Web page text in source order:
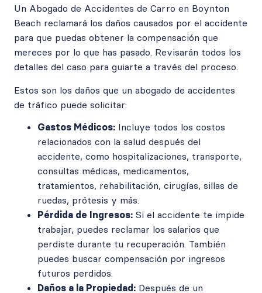
Un Abogado de Accidentes de Carro en Boynton
Beach reclamará los daños causados por el accidente
para que puedas obtener la compensación que
mereces por lo que has pasado. Revisarán todos los
detalles del caso para guiarte a través del proceso.
Estos son los daños que un abogado de accidentes
de tráfico puede solicitar:
Gastos Médicos: Incluye todos los costos
relacionados con la salud después del
accidente, como hospitalizaciones, transporte,
consultas médicas, medicamentos,
tratamientos, rehabilitación, cirugías, sillas de
ruedas, prótesis y más.
Pérdida de Ingresos: Si el accidente te impide
trabajar, puedes reclamar los salarios que
perdiste durante tu recuperación. También
puedes buscar compensación por ingresos
futuros perdidos.
Daños a la Propiedad: Después de un